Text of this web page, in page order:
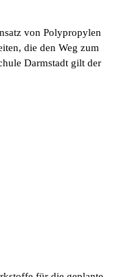
von Polypropylen
die den Weg zum
Darmstadt gilt der